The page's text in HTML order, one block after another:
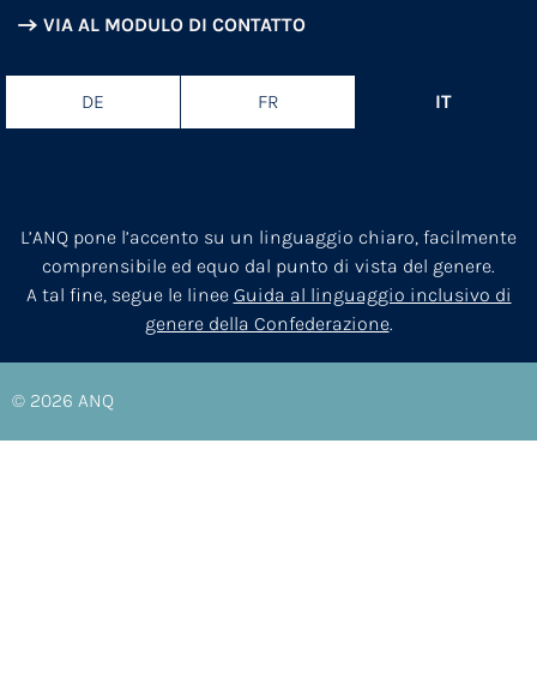
VIA AL MODULO DI CONTATTO
DE FR IT
L’ANQ pone l’accento su un linguaggio chiaro, facilmente
comprensibile ed equo dal punto di vista del genere.
A tal fine, segue le linee Guida al linguaggio inclusivo di
genere della Confederazione.
© 2026 ANQ